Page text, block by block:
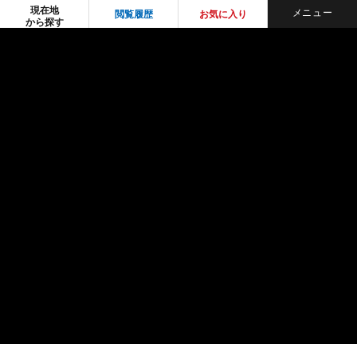
現在地
から探す
閲覧履歴 お気に入り